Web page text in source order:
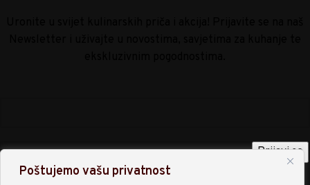
Poštujemo vašu privatnost